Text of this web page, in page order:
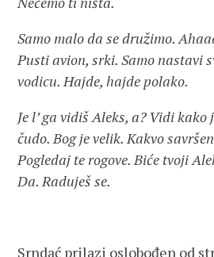
Samo malo da se družimo.
Pusti avion, srki. Samo nastavi
vodicu. Hajde, hajde polako.
Je l’ ga vidiš Aleks, a? Vidi
čudo. Bog je velik. Kakvo
Pogledaj te rogove. Biće tvoji
Da. Raduješ se.
Srndać prilazi oslobođen od